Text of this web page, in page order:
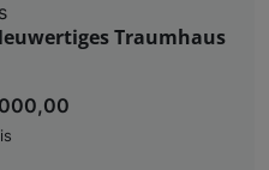
Traumhaus